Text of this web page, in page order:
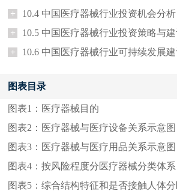
+
10.4 中国医疗器械行业投资机会分析
+
10.5 中国医疗器械行业投资策略与
+
10.6 中国医疗器械行业可持续发展
图表目录
图表1： 医疗器械目的
图表2： 医疗器械与医疗设备关系示意图
图表3： 医疗器械与医疗用品关系示意图
图表4：按风险程度分医疗器械分类体系
图表5：综合结构特征和是否接触人体